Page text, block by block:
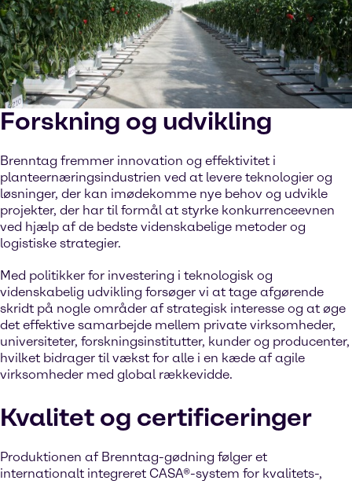
Forskning og udvikling
Brenntag fremmer innovation og effektivitet i
planteernæringsindustrien ved at levere teknologier og
løsninger, der kan imødekomme nye behov og udvikle
projekter, der har til formål at styrke konkurrenceevnen
ved hjælp af de bedste videnskabelige metoder og
logistiske strategier.
Med politikker for investering i teknologisk og
videnskabelig udvikling forsøger vi at tage afgørende
skridt på nogle områder af strategisk interesse og at øge
det effektive samarbejde mellem private virksomheder,
universiteter, forskningsinstitutter, kunder og producenter,
hvilket bidrager til vækst for alle i en kæde af agile
virksomheder med global rækkevidde.
Kvalitet og certificeringer
Produktionen af Brenntag-gødning følger et
internationalt integreret CASA®-system for kvalitets-,